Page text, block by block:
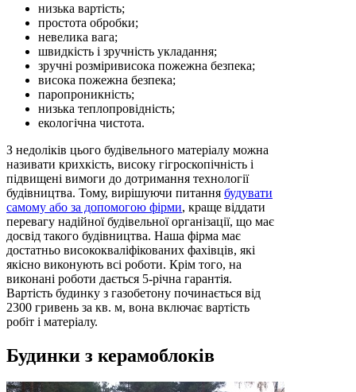
низька вартість;
простота обробки;
невелика вага;
швидкість і зручність укладання;
зручні розміривисока пожежна безпека;
висока пожежна безпека;
паропроникність;
низька теплопровідність;
екологічна чистота.
З недоліків цього будівельного матеріалу можна
називати крихкість, високу гігроскопічність і
підвищені вимоги до дотримання технології
будівництва. Тому, вирішуючи питання будувати
самому або за допомогою фірми, краще віддати
перевагу надійної будівельної організації, що має
досвід такого будівництва. Наша фірма має
достатньо висококваліфікованих фахівців, які
якісно виконують всі роботи. Крім того, на
виконані роботи дається 5-річна гарантія.
Вартість будинку з газобетону починається від
2300 гривень за кв. м, вона включає вартість
робіт і матеріалу.
Будинки з керамоблоків